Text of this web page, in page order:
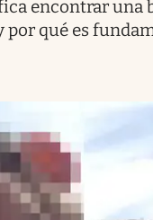
encontrar una
por qué es